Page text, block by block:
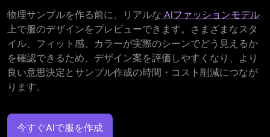
物理サンプルを作る前に、リアルな AIファッションモデル
上で服のデザインをプレビューできます。さまざまなスタ
イル、フィット感、カラーが実際のシーンでどう見えるか
を確認できるため、デザイン案を評価しやすくなり、より
良い意思決定とサンプル作成の時間・コスト削減につなが
ります。
今すぐAIで服を作成